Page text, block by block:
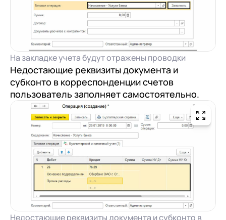
На закладке учета будут отражены проводки
Недостающие реквизиты документа и
субконто в корреспонденции счетов
пользователь заполняет самостоятельно.
Недостающие реквизиты документа и субконто в